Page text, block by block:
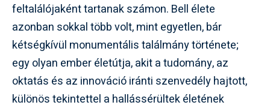
feltalálójaként tartanak számon. Bell élete
azonban sokkal több volt, mint egyetlen, bár
kétségkívül monumentális találmány története;
egy olyan ember életútja, akit a tudomány, az
oktatás és az innováció iránti szenvedély hajtott,
különös tekintettel a hallássérültek életének